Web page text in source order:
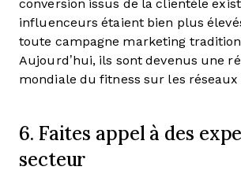
conversion issus de la clientèle
influenceurs étaient bien plus
toute campagne marketing
Aujourd’hui, ils sont devenus une
mondiale du fitness sur les réseaux
6. Faites appel à des
secteur